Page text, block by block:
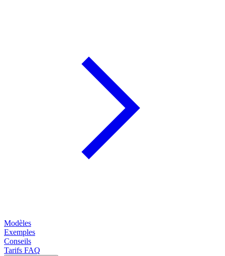
Modèles
Exemples
Conseils
Tarifs FAQ